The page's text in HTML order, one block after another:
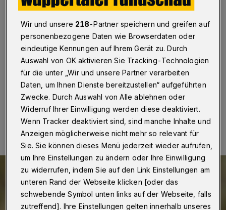
Wuppertal·Der Fußball-Regionalligist Wuppertaler SV
hat den 18 Jahre alten Kingsley Sarpei verpflichtet. Der
Offensivspieler, der seit dem Sommer ohne Verein war
und deshalb unter Vertrag genommen werden durfte,
kickte zuletzt in der Jugend von Bayer Leverkusen.
27.09.2021 , 13:55 Uhr Eine Minute Lesezeit
Wir und unsere 218-Partner speichern und greifen auf
personenbezogene Daten wie Browserdaten oder
eindeutige Kennungen auf Ihrem Gerät zu. Durch
Auswahl von OK aktivieren Sie Tracking-Technologien
für die unter „Wir und unsere Partner verarbeiten
Daten, um Ihnen Dienste bereitzustellen“ aufgeführten
Zwecke. Durch Auswahl von Alle ablehnen oder
Widerruf Ihrer Einwilligung werden diese deaktiviert.
Wenn Tracker deaktiviert sind, sind manche Inhalte und
Anzeigen möglicherweise nicht mehr so relevant für
Sie. Sie können dieses Menü jederzeit wieder aufrufen,
um Ihre Einstellungen zu ändern oder Ihre Einwilligung
zu widerrufen, indem Sie auf den Link Einstellungen am
unteren Rand der Webseite klicken [oder das
schwebende Symbol unten links auf der Webseite, falls
zutreffend]. Ihre Einstellungen gelten innerhalb unseres